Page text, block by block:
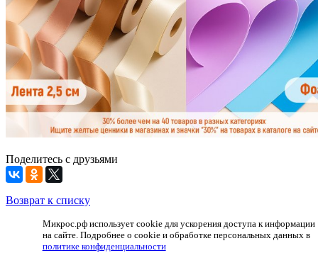
Поделитесь с друзьями
Возврат к списку
Микрос.рф использует cookie для ускорения доступа к информации
на сайте. Подробнее о cookie и обработке персональных данных в
политике конфиденциальности